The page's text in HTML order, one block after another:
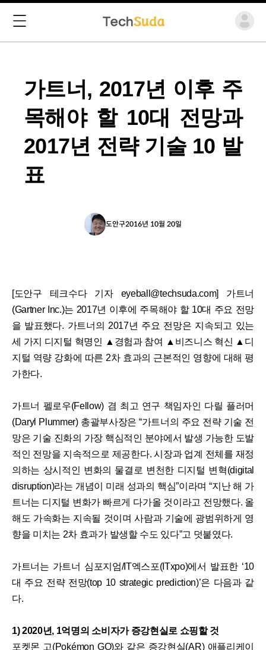
가트너, 2017년 이후 주
목해야 할 10대 전망과
2017년 전략 기술 10 발
표
도안구2016년 10월 20일
[도안구 테크수다 기자 eyeball@techsuda.com] 가트너
(Gartner Inc.)는 2017년 이후에 주목해야 할 10대 주요 전망
을 발표했다. 가트너의 2017년 주요 전망은 지속되고 있는
세 가지 디지털 혁명인 ▲경험과 참여 ▲비즈니스 혁신 ▲디
지털 역량 강화에 따른 2차 효과의 근본적인 영향에 대해 평
가한다.
가트너 펠로우(Fellow) 겸 최고 연구 책임자인 다릴 플러머
(Daryl Plummer) 총괄부사장은 “가트너의 주요 전략 기술 전
망은 기술 진화의 가장 핵심적인 분야에서 발생 가능한 도발
적인 전망을 지속적으로 제공한다. 시장과 업계 전체를 재정
의하는 상시적인 변화의 물결로 변천한 디지털 변혁(digital
disruption)라는 개념이 미래 성과의 핵심”이라며 “지난 해 가
트너는 디지털 변화가 빠르게 다가올 것이라고 전망했다. 올
해도 가속화는 지속될 것이며 사람과 기술에 광범위하게 영
향을 미치는 2차 효과가 발생할 수도 있다”고 덧붙였다.
가트너는 가트너 심포지엄/IT엑스포(ITxpo)에서 발표한 ‘10
대 주요 전략 전망(top 10 strategic prediction)’은 다음과 같
다.
1) 2020년, 1억명의 소비자가 증강현실로 쇼핑할 것
포켓몬 고(Pokémon GO)와 같은 증강현실(AR) 애플리케이